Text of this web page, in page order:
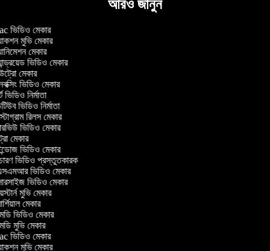
আরও জানুন
ভিডিও মেকার
মুভি মেকার
মেকার
ভিডিও মেকার
মেকার
ভিডিও মেকার
নির্মাতা
ভিডিও নির্মাতা
রিলস মেকার
ভিডিও মেকার
মেকার
ভিডিও মেকার
ভিডিও প্রস্তুতকারক
ভিডিও মেকার
ভিডিও মেকার
মুভি মেকার
মেকার
ভিডিও মেকার
মুভি মেকার
ভিডিও মেকার
মুভি মেকার